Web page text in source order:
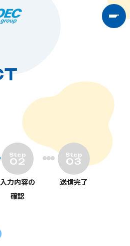
Step
02
入力内容の
確認
Step
03
送信完了